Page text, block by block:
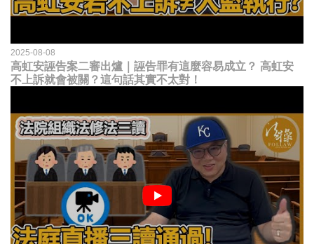
2025-08-08
高虹安誣告案二審出爐｜誣告罪有這麼容易成立？ 高虹安
不上訴就會被關？這句話其實不太對！